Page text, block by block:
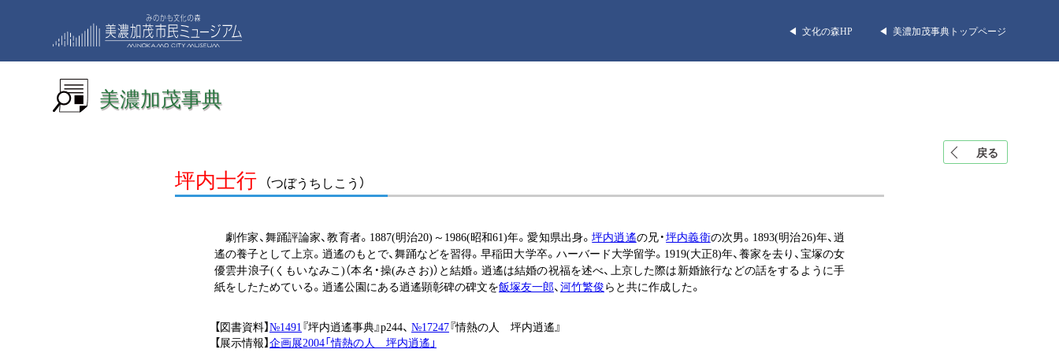
◀︎ 文化の森HP ◀︎ 美濃加茂事典トップページ
美濃加茂事典
戻る
坪内士行 （つぼうちしこう）
劇作家、舞踊評論家、教育者。1887(明治20)～1986(昭和61)年。愛知県出身。坪内逍遙の兄・坪内義衛の次男。1893(明治26)年、逍
遙の養子として上京。逍遙のもとで、舞踊などを習得。早稲田大学卒。ハーバード大学留学。1919(大正8)年、養家を去り、宝塚の女
優雲井浪子(くもいなみこ)（本名・操(みさお)）と結婚。逍遙は結婚の祝福を述べ、上京した際は新婚旅行などの話をするように手
紙をしたためている。逍遙公園にある逍遙顕彰碑の碑文を飯塚友一郎、河竹繁俊らと共に作成した。
【図書資料】№1491『坪内逍遙事典』p244、 №17247『情熱の人 坪内逍遙』
【展示情報】企画展2004「情熱の人 坪内逍遙」